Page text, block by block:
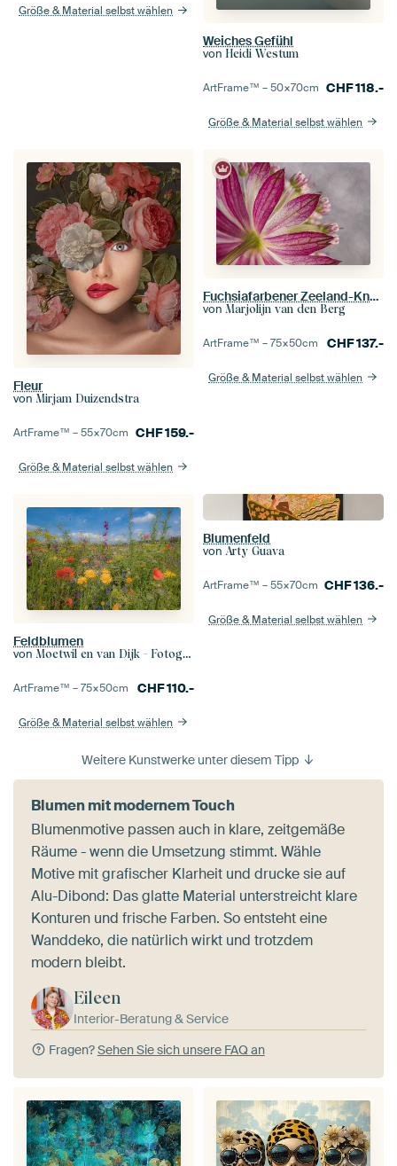
Größe & Material selbst wählen
Weiches Gefühl
von Heidi Westum
ArtFrame™ –50×70cm CHF118.-
Größe & Material selbst wählen
Fleur
von Mirjam Duizendstra
ArtFrame™ –55×70cm CHF159.-
Größe & Material selbst wählen
Fuchsiafarbener Zeeland-Knopf mit Bokeh im Hintergrund
von Marjolijn van den Berg
ArtFrame™ –75×50cm CHF137.-
Größe & Material selbst wählen
Feldblumen
von Moetwil en van Dijk - Fotografie
ArtFrame™ –75×50cm CHF110.-
Größe & Material selbst wählen
Blumenfeld
von Arty Guava
ArtFrame™ –55×70cm CHF136.-
Größe & Material selbst wählen
Weitere Kunstwerke unter diesem Tipp
Blumen mit modernem Touch
Blumenmotive passen auch in klare, zeitgemäße
Räume - wenn die Umsetzung stimmt. Wähle
Motive mit grafischer Klarheit und drucke sie auf
Alu-Dibond: Das glatte Material unterstreicht klare
Konturen und frische Farben. So entsteht eine
Wanddeko, die natürlich wirkt und trotzdem
modern bleibt.
Eileen
Interior-Beratung & Service
Fragen?Sehen Sie sich unsere FAQ an